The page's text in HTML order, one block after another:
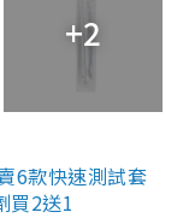
+2
6款快速測試套
買2送1